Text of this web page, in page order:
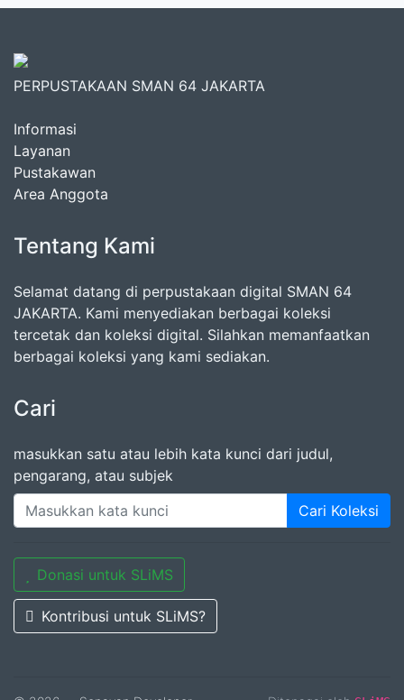
PERPUSTAKAAN SMAN 64 JAKARTA
Informasi
Layanan
Pustakawan
Area Anggota
Tentang Kami
Selamat datang di perpustakaan digital SMAN 64
JAKARTA. Kami menyediakan berbagai koleksi
tercetak dan koleksi digital. Silahkan memanfaatkan
berbagai koleksi yang kami sediakan.
Cari
masukkan satu atau lebih kata kunci dari judul,
pengarang, atau subjek
Cari Koleksi
Donasi untuk SLiMS
Kontribusi untuk SLiMS?